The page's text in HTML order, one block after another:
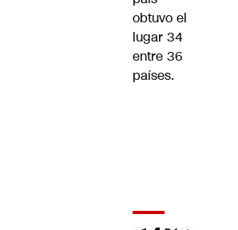
obtuvo el
lugar 34
entre 36
países.